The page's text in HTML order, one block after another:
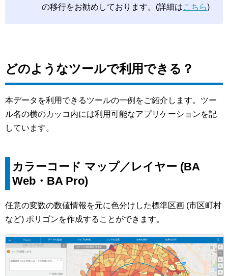
の移行をお勧めしております。(詳細はこちら)
どのようなツールで利用できる？
本データを利用できるツールの一例をご紹介します。ツー
ル名の横のカッコ内には利用可能なアプリケーションを記
しています。
カラーコード マップ／レイヤー (BA
Web・BA Pro)
任意の変数の数値情報を元に色分けした標準区画 (市区町村
など) ポリゴンを作成することができます。